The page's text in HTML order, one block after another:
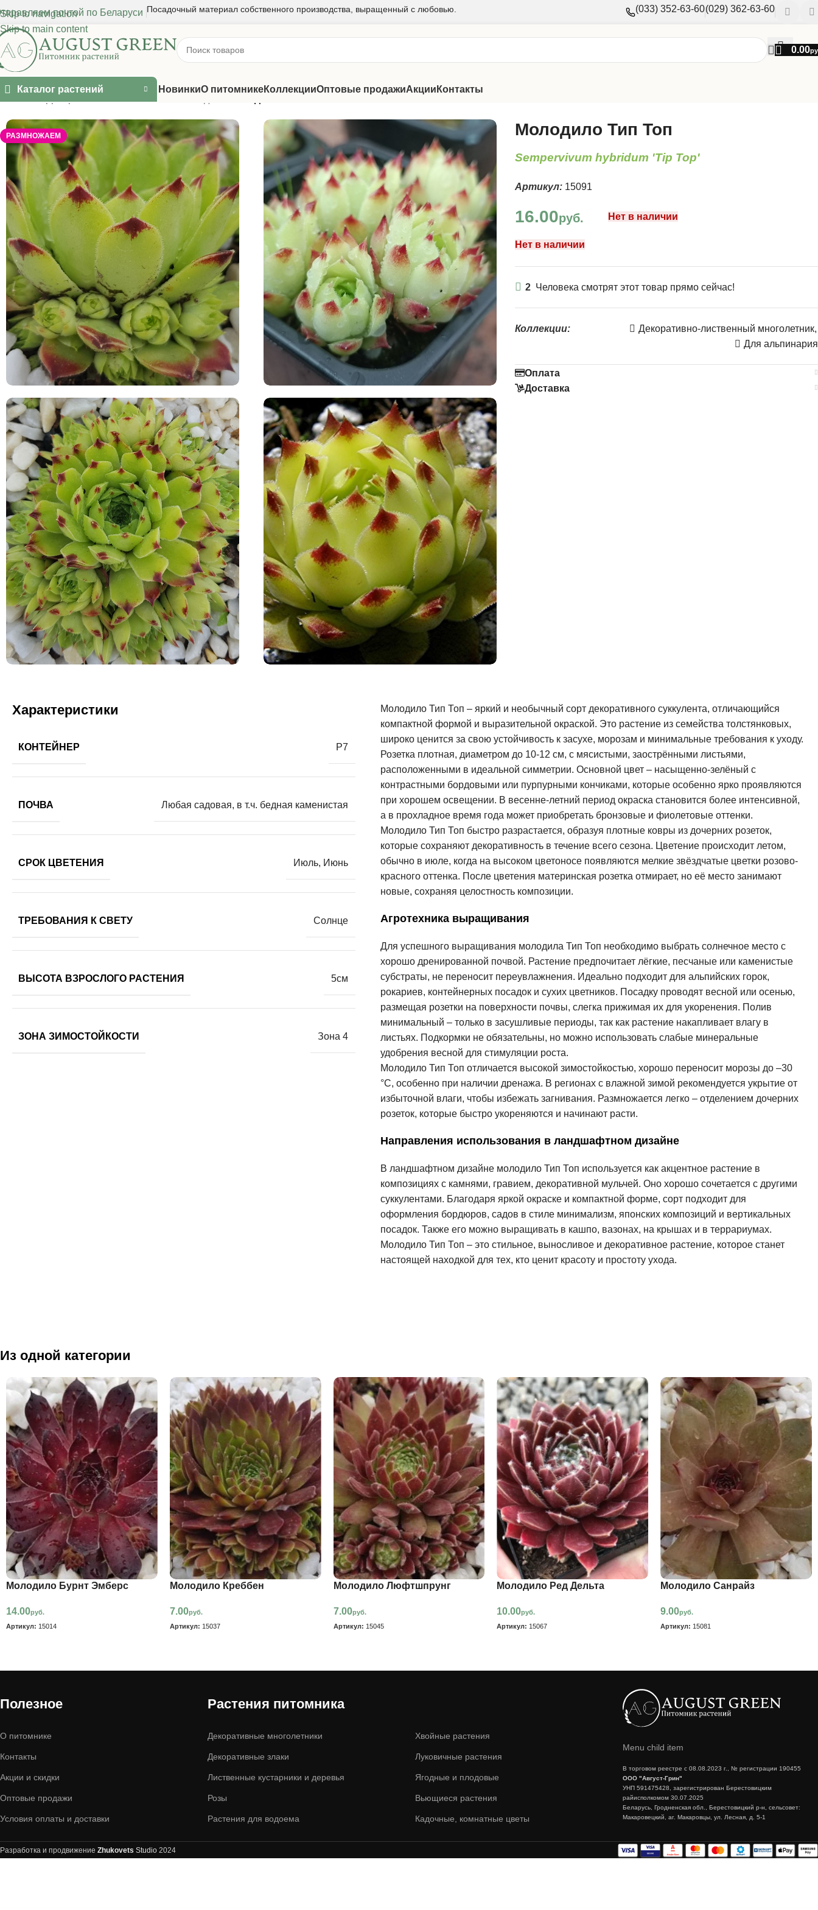
Skip to navigation
Skip to main content
почтой по Беларуси Посадочный материал собственного производства, выращенный с любовью. (033) 352-63-60(029) 362-63-60
0.00
Каталог растений НовинкиО питомникеКоллекцииОптовые продажиАкции Контакты
РАЗМНОЖАЕМ Молодило Тип Топ
Sempervivum hybridum 'Tip Top'
Артикул: 15091
16.00руб. Нет в наличии
Нет в наличии
2 Человека смотрят этот товар прямо сейчас!
Коллекции: Декоративно-лиственный многолетник,
Для альпинария
Оплата
Доставка
Характеристики
КОНТЕЙНЕР Р7
ПОЧВА Любая садовая, в т.ч. бедная каменистая
СРОК ЦВЕТЕНИЯ Июль, Июнь
ТРЕБОВАНИЯ К СВЕТУ Солнце
ВЫСОТА ВЗРОСЛОГО РАСТЕНИЯ 5см
ЗОНА ЗИМОСТОЙКОСТИ Зона 4
Молодило Тип Топ – яркий и необычный сорт декоративного суккулента, отличающийся
компактной формой и выразительной окраской. Это растение из семейства толстянковых,
широко ценится за свою устойчивость к засухе, морозам и минимальные требования к уходу.
Розетка плотная, диаметром до 10-12 см, с мясистыми, заострёнными листьями,
расположенными в идеальной симметрии. Основной цвет – насыщенно-зелёный с
контрастными бордовыми или пурпурными кончиками, которые особенно ярко проявляются
при хорошем освещении. В весенне-летний период окраска становится более интенсивной,
а в прохладное время года может приобретать бронзовые и фиолетовые оттенки.
Молодило Тип Топ быстро разрастается, образуя плотные ковры из дочерних розеток,
которые сохраняют декоративность в течение всего сезона. Цветение происходит летом,
обычно в июле, когда на высоком цветоносе появляются мелкие звёздчатые цветки розово-
красного оттенка. После цветения материнская розетка отмирает, но её место занимают
новые, сохраняя целостность композиции.
Агротехника выращивания
Для успешного выращивания молодила Тип Топ необходимо выбрать солнечное место с
хорошо дренированной почвой. Растение предпочитает лёгкие, песчаные или каменистые
субстраты, не переносит переувлажнения. Идеально подходит для альпийских горок,
рокариев, контейнерных посадок и сухих цветников. Посадку проводят весной или осенью,
размещая розетки на поверхности почвы, слегка прижимая их для укоренения. Полив
минимальный – только в засушливые периоды, так как растение накапливает влагу в
листьях. Подкормки не обязательны, но можно использовать слабые минеральные
удобрения весной для стимуляции роста.
Молодило Тип Топ отличается высокой зимостойкостью, хорошо переносит морозы до –30
°C, особенно при наличии дренажа. В регионах с влажной зимой рекомендуется укрытие от
избыточной влаги, чтобы избежать загнивания. Размножается легко – отделением дочерних
розеток, которые быстро укореняются и начинают расти.
Направления использования в ландшафтном дизайне
В ландшафтном дизайне молодило Тип Топ используется как акцентное растение в
композициях с камнями, гравием, декоративной мульчей. Оно хорошо сочетается с другими
суккулентами. Благодаря яркой окраске и компактной форме, сорт подходит для
оформления бордюров, садов в стиле минимализм, японских композиций и вертикальных
посадок. Также его можно выращивать в кашпо, вазонах, на крышах и в террариумах.
Молодило Тип Топ – это стильное, выносливое и декоративное растение, которое станет
настоящей находкой для тех, кто ценит красоту и простоту ухода.
Из одной категории
Молодило Бурнт Эмберс
14.00руб.
Артикул: 15014
Молодило Креббен
7.00руб.
Артикул: 15037
Молодило Люфтшпрунг
7.00руб.
Артикул: 15045
Молодило Ред Дельта
10.00руб.
Артикул: 15067
Молодило Санрайз
9.00руб.
Артикул: 15081
Полезное
О питомнике
Контакты
Акции и скидки
Оптовые продажи
Условия оплаты и доставки
Растения питомника
Декоративные многолетники
Декоративные злаки
Лиственные кустарники и деревья
Розы
Растения для водоема
Хвойные растения
Луковичные растения
Ягодные и плодовые
Вьющиеся растения
Кадочные, комнатные цветы
Menu child item
В торговом реестре с 08.08.2023 г., № регистрации 190455
ООО "Август-Грин"
УНП 591475428, зарегистрирован Берестовицким
райисполкомом 30.07.2025
Беларусь, Гродненская обл., Берестовицкий р-н, сельсовет:
Макаровецкий, аг. Макаровцы, ул. Лесная, д. 5-1
Разработка и продвижение Zhukovets Studio 2024